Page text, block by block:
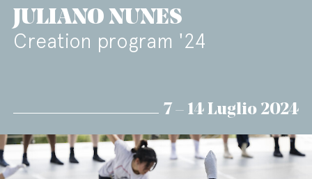
JULIANO NUNES
Creation program '24
7 – 14 Luglio 2024